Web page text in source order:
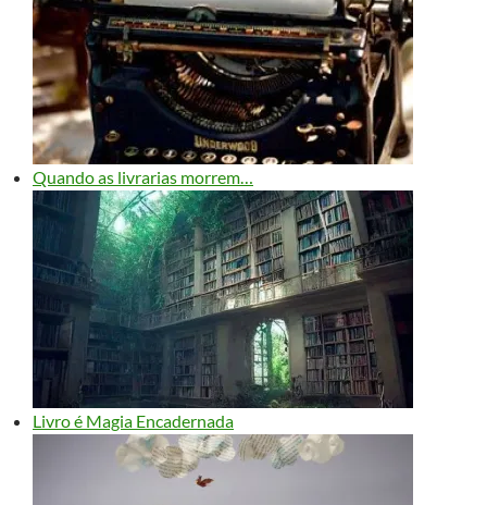
Quando as livrarias morrem…
Livro é Magia Encadernada